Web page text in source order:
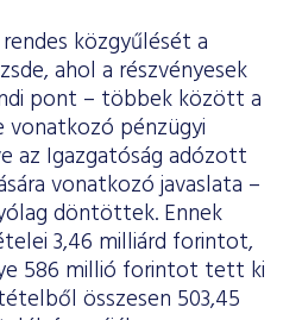
közgyűlését a
ahol a részvényesek
pont – többek között a
vonatkozó pénzügyi
az Igazgatóság adózott
vonatkozó javaslata –
döntöttek. Ennek
3,46 milliárd forintot,
586 millió forintot tett ki
összesen 503,45